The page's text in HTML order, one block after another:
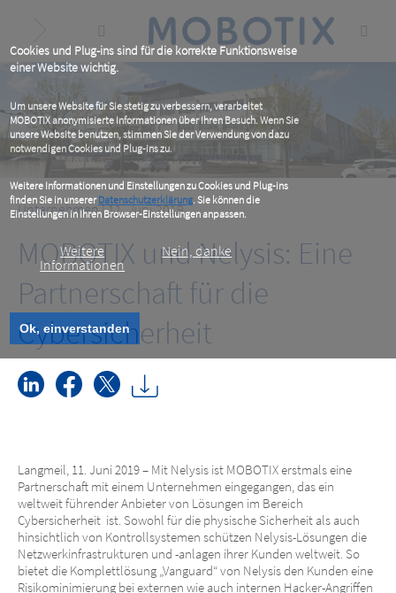
Cookies und Plug-ins sind für die korrekte Funktionsweise
einer Website wichtig.
Um unsere Website für Sie stetig zu verbessern, verarbeitet
MOBOTIX anonymisierte Informationen über Ihren Besuch. Wenn Sie
unsere Website benutzen, stimmen Sie der Verwendung von dazu
notwendigen Cookies und Plug-ins zu.
Weitere Informationen und Einstellungen zu Cookies und Plug-ins
finden Sie in unsererDatenschutzerklärung. Sie können die
Einstellungen in Ihren Browser-Einstellungen anpassen.
Weitere
Informationen
Nein, danke
Ok, einverstanden
content
Unternehmen| 11. Juni 2019
MOBOTIX und Nelysis: Eine
Partnerschaft für die
Cybersicherheit
Langmeil, 11. Juni 2019 – Mit Nelysis ist MOBOTIX erstmals eine
Partnerschaft mit einem Unternehmen eingegangen, das ein
weltweit führender Anbieter von Lösungen im Bereich
Cybersicherheit ist. Sowohl für die physische Sicherheit als auch
hinsichtlich von Kontrollsystemen schützen Nelysis-Lösungen die
Netzwerkinfrastrukturen und -anlagen ihrer Kunden weltweit. So
bietet die Komplettlösung „Vanguard“ von Nelysis den Kunden eine
Risikominimierung bei externen wie auch internen Hacker-Angriffen